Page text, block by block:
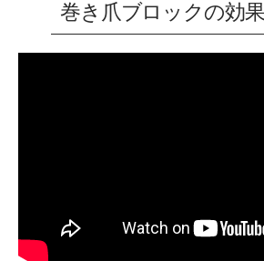
巻き爪ブロックの効